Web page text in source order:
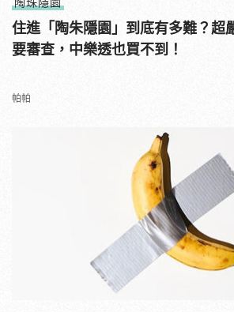
住進「陶朱隱園」到底有多難？超
要審查，中樂透也買不到！
帕帕